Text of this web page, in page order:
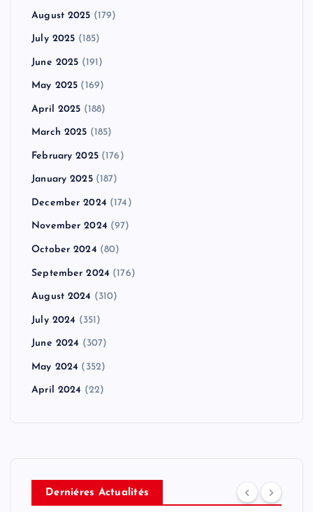
August 2025 (179)
July 2025 (185)
June 2025 (191)
May 2025 (169)
April 2025 (188)
March 2025 (185)
February 2025(176)
January 2025(187)
December 2024 (174)
November 2024 (97)
October 2024 (80)
September 2024 (176)
August 2024 (310)
July 2024 (351)
June 2024 (307)
May 2024 (352)
April 2024 (22)
Derniéres Actualités